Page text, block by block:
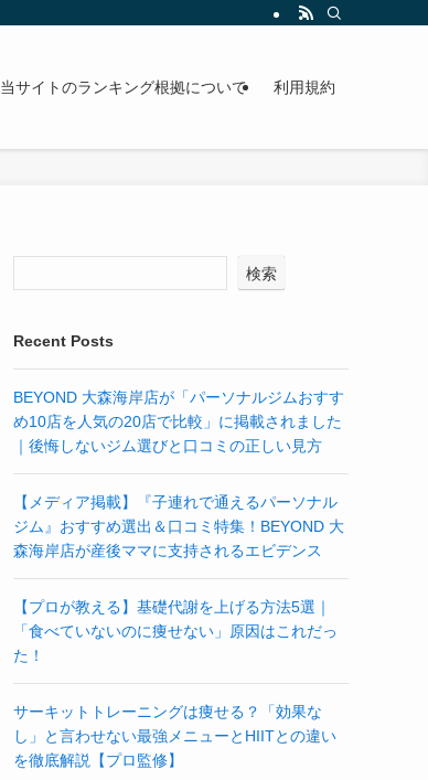
当サイトのランキング根拠について 利用規約
検索
Recent Posts
BEYOND 大森海岸店が「パーソナルジムおすす
め10店を人気の20店で比較」に掲載されました
｜後悔しないジム選びと口コミの正しい見方
【メディア掲載】『子連れで通えるパーソナル
ジム』おすすめ選出＆口コミ特集！BEYOND 大
森海岸店が産後ママに支持されるエビデンス
【プロが教える】基礎代謝を上げる方法5選｜
「食べていないのに痩せない」原因はこれだっ
た！
サーキットトレーニングは痩せる？「効果な
し」と言わせない最強メニューとHIITとの違い
を徹底解説【プロ監修】